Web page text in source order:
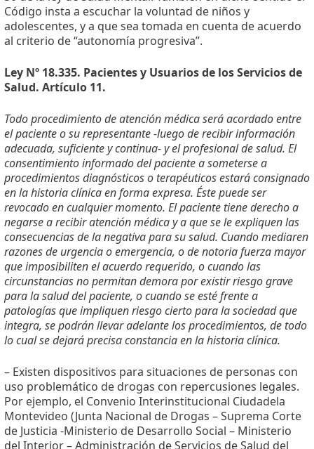
Código insta a escuchar la voluntad de niños y
adolescentes, y a que sea tomada en cuenta de acuerdo
al criterio de “autonomía progresiva”.
Ley Nº 18.335. Pacientes y Usuarios de los Servicios de
Salud. Artículo 11.
Todo procedimiento de atención médica será acordado entre
el paciente o su representante -luego de recibir información
adecuada, suficiente y continua- y el profesional de salud. El
consentimiento informado del paciente a someterse a
procedimientos diagnósticos o terapéuticos estará consignado
en la historia clínica en forma expresa. Éste puede ser
revocado en cualquier momento. El paciente tiene derecho a
negarse a recibir atención médica y a que se le expliquen las
consecuencias de la negativa para su salud. Cuando mediaren
razones de urgencia o emergencia, o de notoria fuerza mayor
que imposibiliten el acuerdo requerido, o cuando las
circunstancias no permitan demora por existir riesgo grave
para la salud del paciente, o cuando se esté frente a
patologías que impliquen riesgo cierto para la sociedad que
integra, se podrán llevar adelante los procedimientos, de todo
lo cual se dejará precisa constancia en la historia clínica.
– Existen dispositivos para situaciones de personas con
uso problemático de drogas con repercusiones legales.
Por ejemplo, el Convenio Interinstitucional Ciudadela
Montevideo (Junta Nacional de Drogas – Suprema Corte
de Justicia -Ministerio de Desarrollo Social – Ministerio
del Interior – Administración de Servicios de Salud del